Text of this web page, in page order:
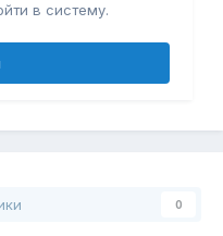
в систему.
0